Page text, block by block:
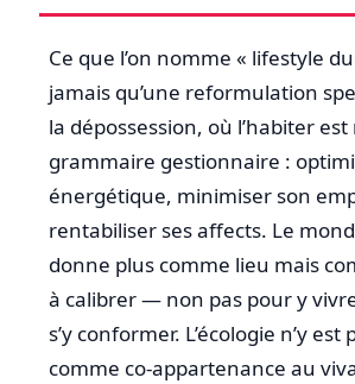
Ce que l’on nomme « lifestyle
jamais qu’une reformulation
la dépossession, où l’habiter
grammaire gestionnaire :
énergétique, minimiser son
rentabiliser ses affects. Le
donne plus comme lieu mais
à calibrer — non pas pour y
s’y conformer. L’écologie n’y est
comme co-appartenance au